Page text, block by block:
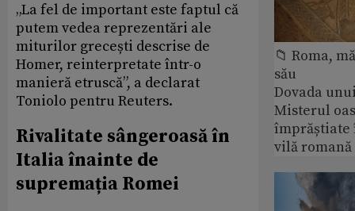
„La fel de important este faptul că
putem vedea reprezentări ale
miturilor grecești descrise de
Homer, reinterpretate într-o
manieră etruscă”, a declarat
Toniolo pentru Reuters.
Rivalitate sângeroasă în
Italia înainte de
supremația Romei
📁 Roma,
său
Dovada
Misterul
împrăștiate
vilă romană